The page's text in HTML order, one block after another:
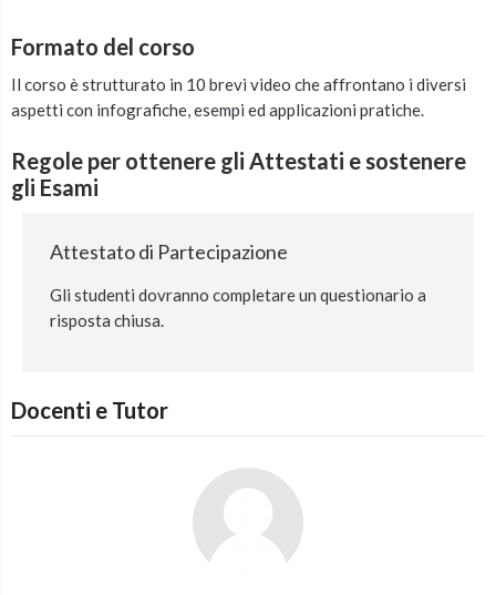
Formato del corso
Il corso è strutturato in 10 brevi video che affrontano i diversi
aspetti con infografiche, esempi ed applicazioni pratiche.
Regole per ottenere gli Attestati e sostenere
gli Esami
Attestato di Partecipazione
Gli studenti dovranno completare un questionario a
risposta chiusa.
Docenti e Tutor